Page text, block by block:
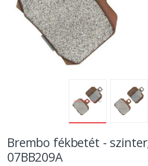
Brembo fékbetét -
07BB209A